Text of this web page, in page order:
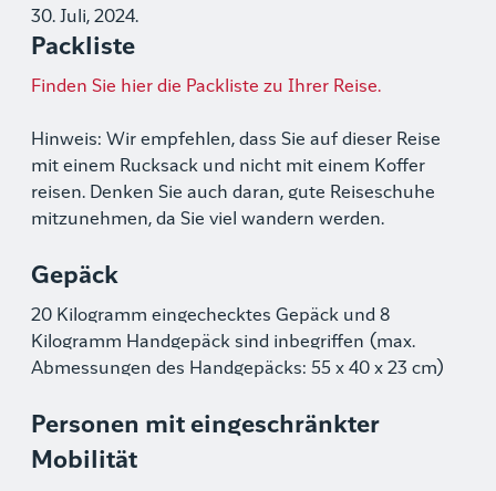
30. Juli, 2024.
Packliste
Finden Sie hier die Packliste zu Ihrer Reise.
Hinweis: Wir empfehlen, dass Sie auf dieser Reise
mit einem Rucksack und nicht mit einem Koffer
reisen. Denken Sie auch daran, gute Reiseschuhe
mitzunehmen, da Sie viel wandern werden.
Gepäck
20 Kilogramm eingechecktes Gepäck und 8
Kilogramm Handgepäck sind inbegriffen (max.
Abmessungen des Handgepäcks: 55 x 40 x 23 cm)
Personen mit eingeschränkter
Mobilität